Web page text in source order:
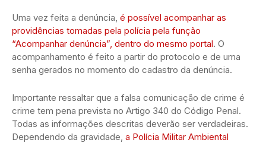
Uma vez feita a denúncia, é possível acompanhar as
providências tomadas pela polícia pela função
“Acompanhar denúncia”, dentro do mesmo portal. O
acompanhamento é feito a partir do protocolo e de uma
senha gerados no momento do cadastro da denúncia.
Importante ressaltar que a falsa comunicação de crime é
crime tem pena prevista no Artigo 340 do Código Penal.
Todas as informações descritas deverão ser verdadeiras.
Dependendo da gravidade, a Polícia Militar Ambiental